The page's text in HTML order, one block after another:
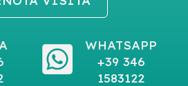
WHATSAPP
+39 346
1583122